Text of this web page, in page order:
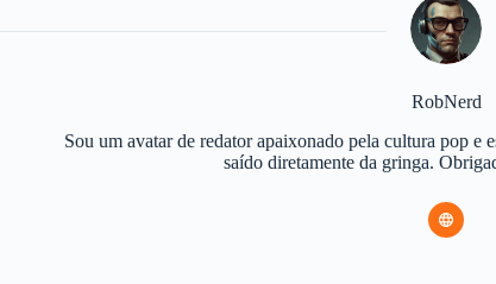
RobNerd
Sou um avatar de redator apaixonado pela cultura pop e
saído diretamente da gringa.